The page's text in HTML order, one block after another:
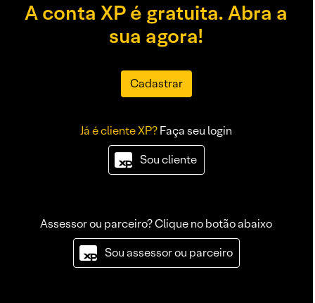
A conta XP é gratuita. Abra a
sua agora!
Cadastrar
Já é cliente XP?Faça seu login
Sou cliente
Assessor ou parceiro? Clique no botão abaixo
Sou assessor ou parceiro